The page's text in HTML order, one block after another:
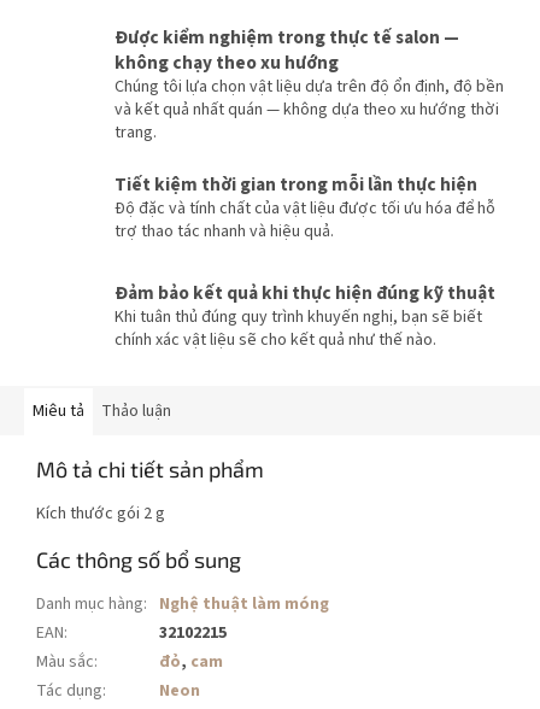
Được kiểm nghiệm trong thực tế salon —
không chạy theo xu hướng
Chúng tôi lựa chọn vật liệu dựa trên độ ổn định, độ bền
và kết quả nhất quán — không dựa theo xu hướng thời
trang.
Tiết kiệm thời gian trong mỗi lần thực hiện
Độ đặc và tính chất của vật liệu được tối ưu hóa để hỗ
trợ thao tác nhanh và hiệu quả.
Đảm bảo kết quả khi thực hiện đúng kỹ thuật
Khi tuân thủ đúng quy trình khuyến nghị, bạn sẽ biết
chính xác vật liệu sẽ cho kết quả như thế nào.
Miêu tả Thảo luận
Mô tả chi tiết sản phẩm
Kích thước gói 2 g
Các thông số bổ sung
Danh mục hàng: Nghệ thuật làm móng
EAN:
32102215
Màu sắc: đỏ, cam
Tác dụng: Neon